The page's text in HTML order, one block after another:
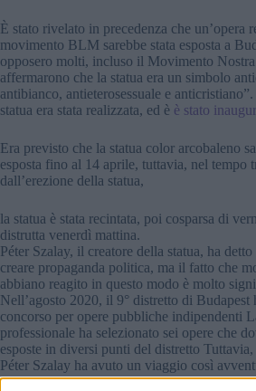
È stato rivelato in precedenza che un’opera
movimento BLM sarebbe stata esposta a
opposero molti, incluso il Movimento
affermarono che la statua era un simbolo
antibianco, antieterosessuale e
statua era stata realizzata, ed è è stato
Era previsto che la statua color arcobaleno
esposta fino al 14 aprile, tuttavia, nel tempo
dall’erezione della statua,
la statua è stata recintata, poi cosparsa di
distrutta venerdì mattina.
Péter Szalay, il creatore della statua, ha
creare propaganda politica, ma il fatto che
abbiano reagito in questo modo è molto
Nell’agosto 2020, il 9° distretto di Budapest
concorso per opere pubbliche indipendenti
professionale ha selezionato sei opere che
esposte in diversi punti del distretto
Péter Szalay ha avuto un viaggio così